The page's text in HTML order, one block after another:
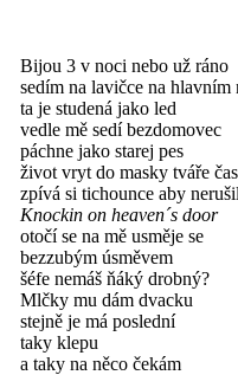
Bijou 3 v noci nebo už ráno
sedím na lavičce na hlavním
ta je studená jako led
vedle mě sedí bezdomovec
páchne jako starej pes
život vryt do masky tváře
zpívá si tichounce aby nerušil
Knockin on heaven´s door
otočí se na mě usměje se
bezzubým úsměvem
šéfe nemáš ňáký drobný?
Mlčky mu dám dvacku
stejně je má poslední
taky klepu
a taky na něco čekám